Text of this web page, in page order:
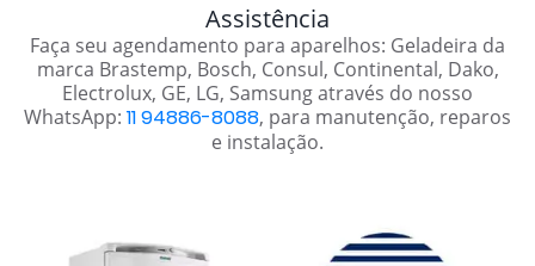
Assistência
Faça seu agendamento para aparelhos: Geladeira da
marca Brastemp, Bosch, Consul, Continental, Dako,
Electrolux, GE, LG, Samsung através do nosso
WhatsApp: 11 94886-8088, para manutenção, reparos
e instalação.